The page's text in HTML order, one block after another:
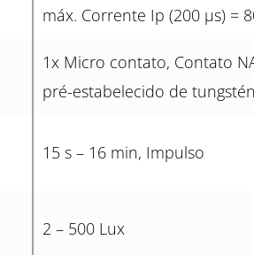
máx. Corrente Ip (200 µs) =
1x Micro contato, Contato
pré-estabelecido de
15 s – 16 min, Impulso
2 – 500 Lux